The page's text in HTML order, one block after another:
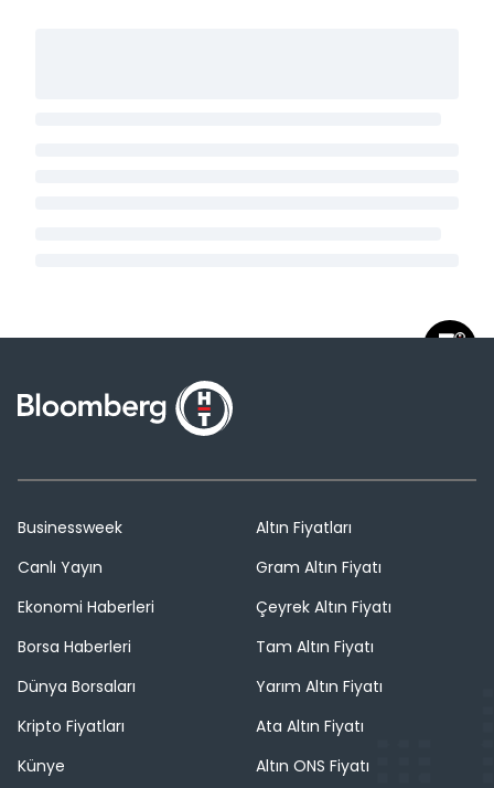
Businessweek
Canlı Yayın
Ekonomi Haberleri
Borsa Haberleri
Dünya Borsaları
Kripto Fiyatları
Künye
Altın Fiyatları
Gram Altın Fiyatı
Çeyrek Altın Fiyatı
Tam Altın Fiyatı
Yarım Altın Fiyatı
Ata Altın Fiyatı
Altın ONS Fiyatı